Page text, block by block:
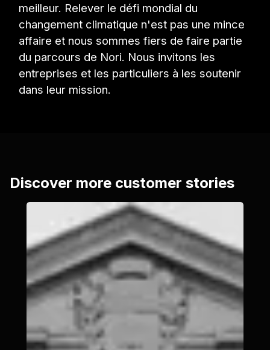
meilleur. Relever le défi mondial du
changement climatique n'est pas une mince
affaire et nous sommes fiers de faire partie
du parcours de Nori. Nous invitons les
entreprises et les particuliers à les soutenir
dans leur mission.
Discover more customer stories